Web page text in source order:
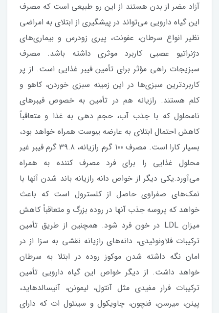
آزاد مضر از بدن هستند از این رو طبیعی است که مصرف
این گیاه دارویی می‌تواند در پیشگیری از ابتلای به امراضی
نظیر انواع سرطان، عفونت، پیری زودرس و بیماری‌های
دژنراتیو عصبی کاربرد موثری داشته باشد. مصرف
سبزیجات راهی مؤثر برای تأمین فیبر غذایی است. از پر
کاربردترین سبزی‌ها در این زمینه سبزی خوردن، کاهو و
کلم هستند. رازیانه هم در تأمین به خصوص فیبرهای
نامحلول که با جذب آب، حجم دهی به غذا و متعاقباً
کاهش احتمال ابتلای به عارضه یبوست همراه خواهد بود،
بسیار کارا است. مصرف ۱۰۰ گرم رازیانه، ۳۹.۸ گرم فیبر غیر
محلول غذایی را برای فرد مصرف کننده به همراه
می‌آورد.یکی دیگر از خواص دانه رازیانه باند شدن آنها با
نمک‌های صفراوی حاصل از کلسترول است که باعث
خواهد که پروسه جذب آنها در روده بزرگ و متعاقباً کاهش
میزان LDL در خون فرد شود. همچنین از طریق تأمین
ترکیبات فلاونوئیدی، دانه‌های رازیانه نقشی به سزا از در
امان نگه داشته شدن موکوز روده در ابتلا به سرطان
خواهد داشت. از دیگر خواص این گیاه دارویی تأمین
ترکیبات فرار مفیدی مثل آنتول، لیمونن، آنیسالدهاید،
پینن، میرسن، فنچون، چاویکول و سینئول ات که دارای